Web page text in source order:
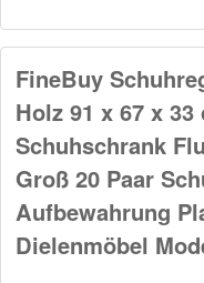
FineBuy
Holz 91 x 67 x
Schuhschrank
Groß 20 Paar
Aufbewahrung
Dielenmöbel